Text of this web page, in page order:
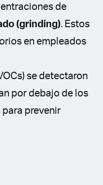
de
(grinding). Estos
en empleados
se detectaron
por debajo de los
para prevenir